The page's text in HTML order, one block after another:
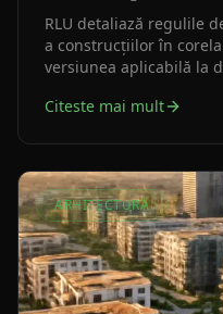
RLU detaliază regulile
a construcțiilor în
versiunea aplicabilă la
vechi.
Citeste mai mult
ARHITECTURĂ